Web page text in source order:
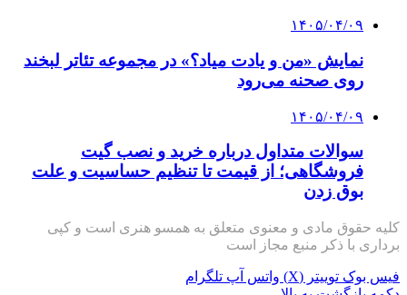
۱۴۰۵/۰۴/۰۹
نمایش «من و یادت میاد؟» در مجموعه تئاتر لبخند
روی صحنه می‌رود
۱۴۰۵/۰۴/۰۹
سوالات متداول درباره خرید و نصب گیت
فروشگاهی؛ از قیمت تا تنظیم حساسیت و علت
بوق زدن
کلیه حقوق مادی و معنوی متعلق به همسو هنری است و کپی
برداری با ذکر منبع مجاز است
فیس بوک توییتر (X) واتس آپ تلگرام